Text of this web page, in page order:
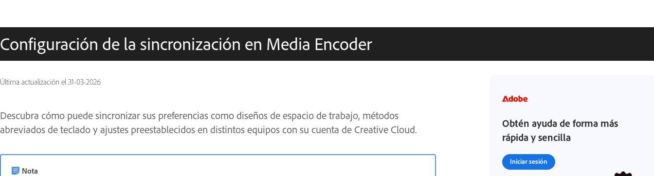
Configuración de la sincronización en Media Encoder
Última actualización el 31-03-2026
Descubra cómo puede sincronizar sus preferencias como diseños de espacio de trabajo, métodos
abreviados de teclado y ajustes preestablecidos en distintos equipos con su cuenta de Creative Cloud.
Nota
Obtén ayuda de forma más
rápida y sencilla
Iniciar sesión